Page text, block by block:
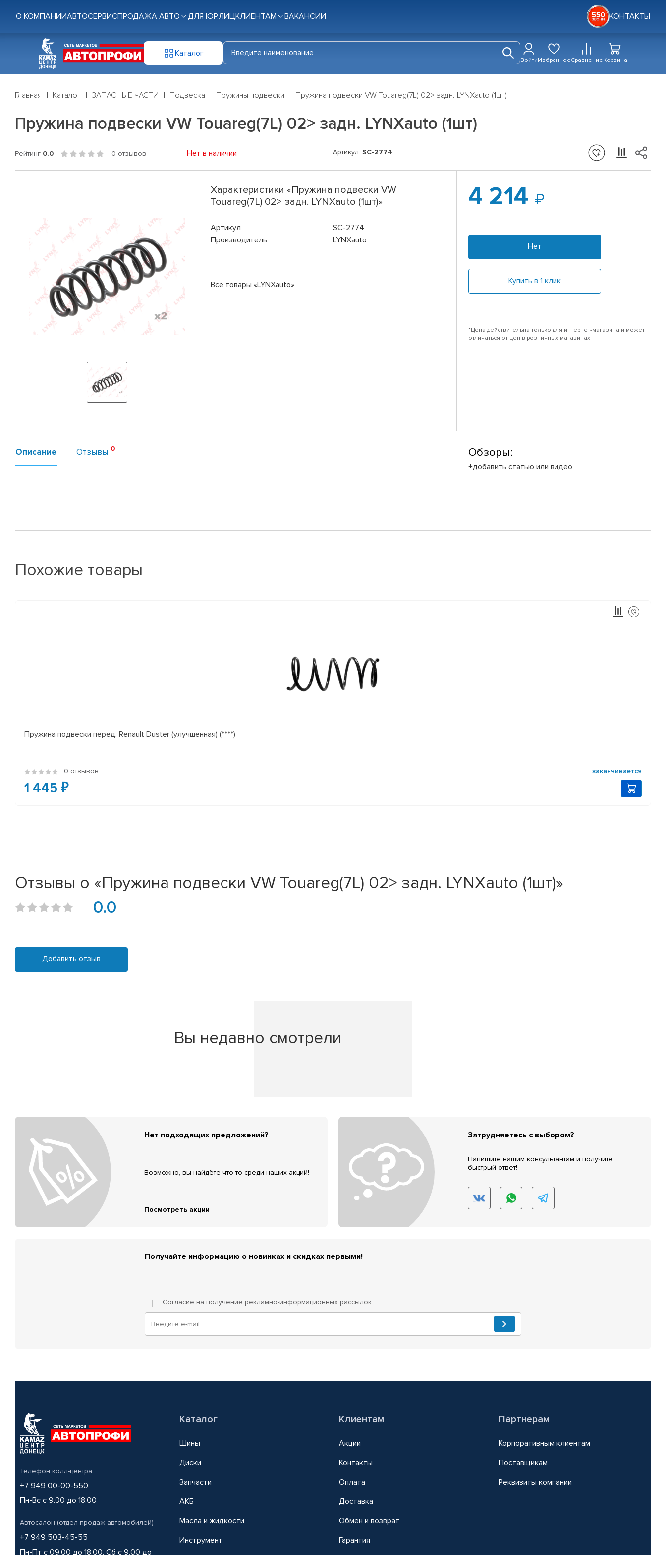
О КОМПАНИИАВТОСЕРВИСПРОДАЖА АВТО ДЛЯ ЮР.ЛИЦКЛИЕНТАМ ВАКАНСИИ КОНТАКТЫ
Каталог
ВойтиИзбранноеСравнениеКорзина
Главная Каталог ЗАПАСНЫЕ ЧАСТИ Подвеска Пружины подвески Пружина подвески VW Touareg(7L) 02> задн. LYNXauto (1шт)
Пружина подвески VW Touareg(7L) 02> задн. LYNXauto (1шт)
Рейтинг 0.0 0 отзывов Нет в наличии Артикул: SC-2774
Характеристики «Пружина подвески VW
Touareg(7L) 02> задн. LYNXauto (1шт)»
Артикул
SC-2774
Производитель
LYNXauto
Все товары «LYNXauto»
4 214
Нет
Купить в 1 клик
*Цена действительна только для интернет-магазина и может
отличаться от цен в розничных магазинах
Описание Отзывы Обзоры:
+добавить статью или видео
Похожие товары
Пружина подвески перед. Renault Duster (улучшенная) (****)
0 отзывов заканчивается
1 445 ₽
Отзывы о «Пружина подвески VW Touareg(7L) 02> задн. LYNXauto (1шт)»
0.0
Добавить отзыв
Вы недавно смотрели
Нет подходящих предложений?
Возможно, вы найдёте что-то среди наших акций!
Посмотреть акции
Затрудняетесь с выбором?
Напишите нашим консультантам и получите
быстрый ответ!
Получайте информацию о новинках и скидках первыми!
Согласие на получение рекламно-информационных рассылок
Телефон колл-центра
+7 949 00-00-550
Пн-Вс с 9.00 до 18.00
Автосалон (отдел продаж автомобилей)
+7 949 503-45-55
Пн-Пт с 09.00 до 18.00, Сб с 9.00 до
Каталог
Шины
Диски
Запчасти
АКБ
Масла и жидкости
Инструмент
Клиентам
Акции
Контакты
Оплата
Доставка
Обмен и возврат
Гарантия
Партнерам
Корпоративным клиентам
Поставщикам
Реквизиты компании